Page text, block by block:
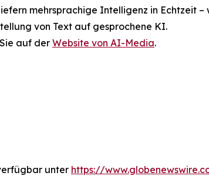
mehrsprachige Intelligenz in Echtzeit
von Text auf gesprochene KI.
auf der Website von AI-Media.
unter https://